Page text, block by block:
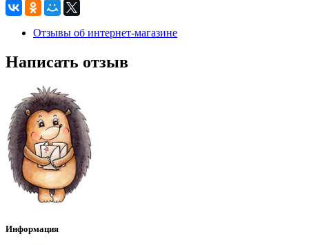
Отзывы об интернет-магазине
Написать отзыв
Информация